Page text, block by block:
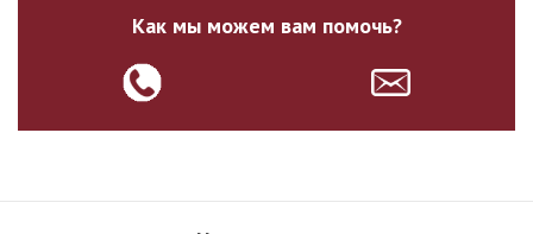
Как мы можем вам помочь?